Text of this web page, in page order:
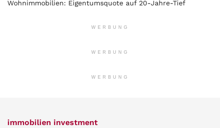
Wohnimmobilien: Eigentumsquote auf 20-Jahre-Tief
WERBUNG
WERBUNG
WERBUNG
immobilien investment